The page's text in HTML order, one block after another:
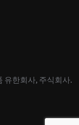
유한회사, 주식회사.